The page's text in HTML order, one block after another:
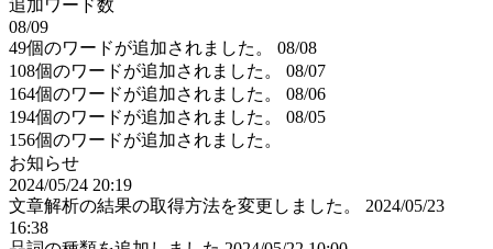
追加ワード数
08/09
49個のワードが追加されました。
08/08
108個のワードが追加されました。
08/07
164個のワードが追加されました。
08/06
194個のワードが追加されました。
08/05
156個のワードが追加されました。
お知らせ
2024/05/24 20:19
文章解析の結果の取得方法を変更しました。
2024/05/23
16:38